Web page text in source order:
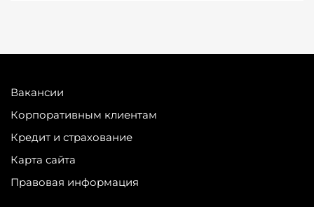
Вакансии
Корпоративным клиентам
Кредит и страхование
Карта сайта
Правовая информация